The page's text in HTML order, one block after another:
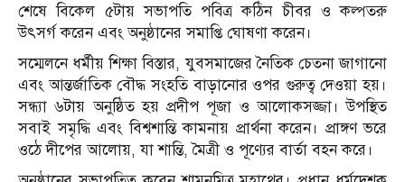
শেষে বিকেল ৫টায় সভাপতি পবিত্র কঠিন চীবর ও কল্পতরু
উৎসর্গ করেন এবং অনুষ্ঠানের সমাপ্তি ঘোষণা করেন।
সম্মেলনে ধর্মীয় শিক্ষা বিস্তার, যুবসমাজের নৈতিক চেতনা জাগানো
এবং আন্তর্জাতিক বৌদ্ধ সংহতি বাড়ানোর ওপর গুরুত্ব দেওয়া হয়।
সন্ধ্যা ৬টায় অনুষ্ঠিত হয় প্রদীপ পূজা ও আলোকসজ্জা। উপস্থিত
সবাই সমৃদ্ধি এবং বিশ্বশান্তি কামনায় প্রার্থনা করেন। প্রাঙ্গণ ভরে
ওঠে দীপের আলোয়, যা শান্তি, মৈত্রী ও পূণ্যের বার্তা বহন করে।